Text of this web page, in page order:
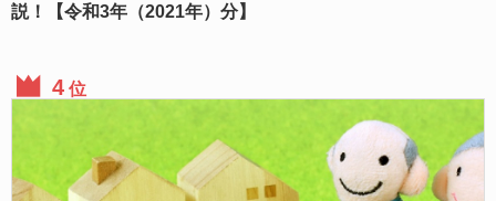
説！【令和3年（2021年）分】
位